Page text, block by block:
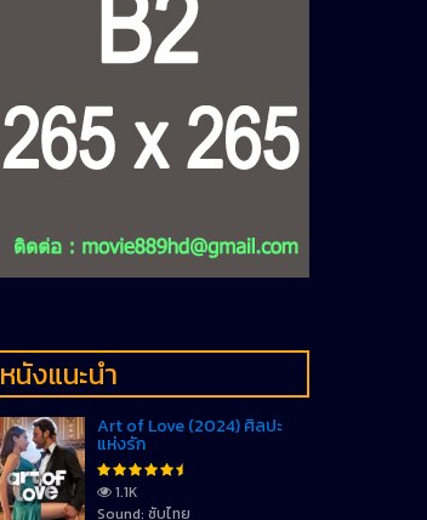
หนังแนะนำ
Art of Love (2024) ศิลปะ
แห่งรัก
1.1K
Sound: ซับไทย